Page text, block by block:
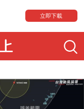
立即下載